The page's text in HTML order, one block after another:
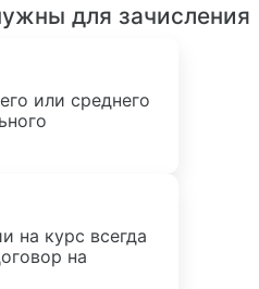
для зачисления
или среднего
на курс всегда
на